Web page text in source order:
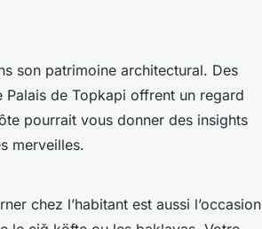
son patrimoine architectural. Des
Palais de Topkapi offrent un regard
pourrait vous donner des insights
merveilles.
chez l’habitant est aussi l’occasion